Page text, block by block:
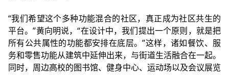
“我们希望这个多种功能混合的社区，真正成为社区共生的
平台。”黄向明说，“在设计中，我们提出一个原则，就是把
所有公共属性的功能都安排在底层。”这样，诸如餐饮、服
务和零售功能从建筑中延伸出来，与街道生活融合在一起。
同时，周边高校的图书馆、健身中心、运动场以及会议展览